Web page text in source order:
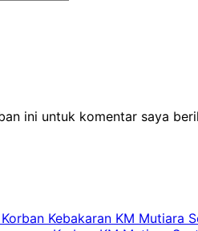
ini untuk komentar saya
Kebakaran KM Mutiara